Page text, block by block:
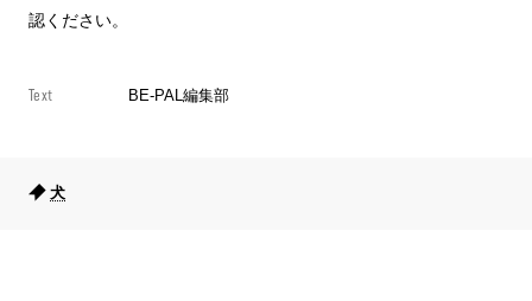
認ください。
Text BE-PAL編集部
犬